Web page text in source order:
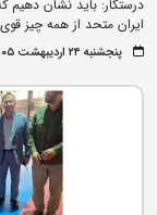
درستکار: باید نشان دهیم
ایران متحد از همه چیز
پنجشنبه ۲۴ اردیبهشت ۱۴۰۵